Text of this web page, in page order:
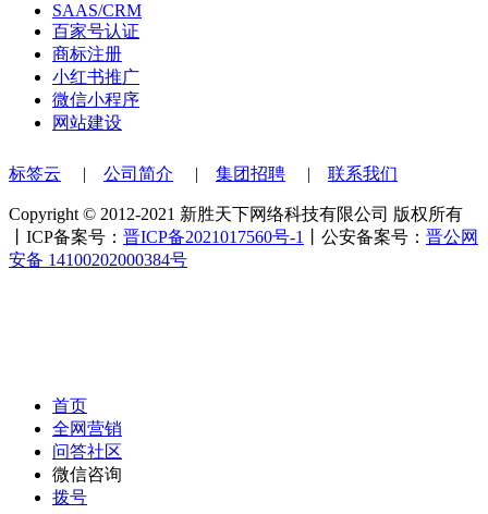
SAAS/CRM
百家号认证
商标注册
小红书推广
微信小程序
网站建设
标签云 公司简介 集团招聘 联系我们
Copyright © 2012-2021 新胜天下网络科技有限公司 版权所有
丨ICP备案号： 晋ICP备2021017560号-1 丨公安备案号： 晋公网
安备 14100202000384号
首页
全网营销
问答社区
微信咨询
拨号